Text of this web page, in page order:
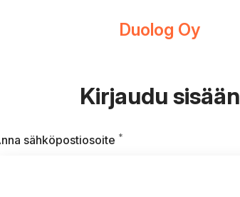
Duolog Oy
Kirjaudu sisään
sähköpostiosoite *